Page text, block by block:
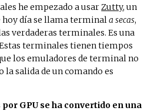
he empezado a usarZutty, un
hoy día se llama terminala secas,
verdaderas terminales. Es una
terminales tienen tiempos
los emuladores de terminal no
la salida de un comando es
GPU se ha convertido en una